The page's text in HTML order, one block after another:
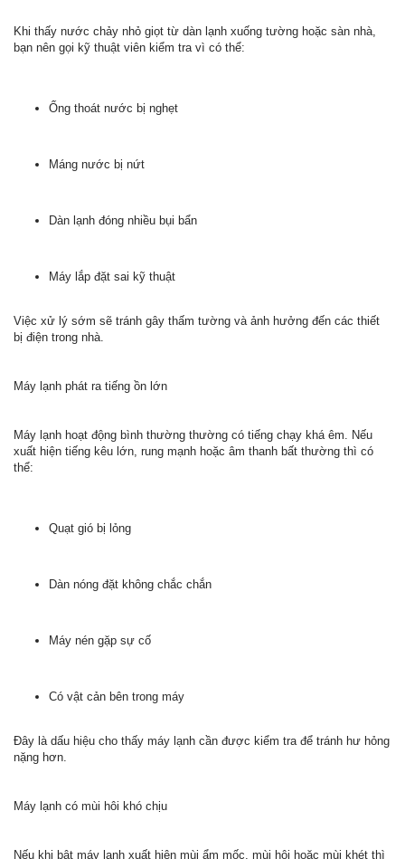
Khi thấy nước chảy nhỏ giọt từ dàn lạnh xuống tường hoặc sàn nhà,
bạn nên gọi kỹ thuật viên kiểm tra vì có thể:
Ống thoát nước bị nghẹt
Máng nước bị nứt
Dàn lạnh đóng nhiều bụi bẩn
Máy lắp đặt sai kỹ thuật
Việc xử lý sớm sẽ tránh gây thấm tường và ảnh hưởng đến các thiết
bị điện trong nhà.
Máy lạnh phát ra tiếng ồn lớn
Máy lạnh hoạt động bình thường thường có tiếng chạy khá êm. Nếu
xuất hiện tiếng kêu lớn, rung mạnh hoặc âm thanh bất thường thì có
thể:
Quạt gió bị lỏng
Dàn nóng đặt không chắc chắn
Máy nén gặp sự cố
Có vật cản bên trong máy
Đây là dấu hiệu cho thấy máy lạnh cần được kiểm tra để tránh hư hỏng
nặng hơn.
Máy lạnh có mùi hôi khó chịu
Nếu khi bật máy lạnh xuất hiện mùi ẩm mốc, mùi hôi hoặc mùi khét thì